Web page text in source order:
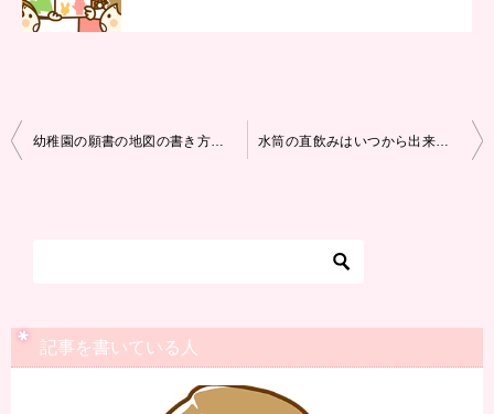
投
幼稚園の願書の地図の書き方は？コピーを貼るのはあり？ 水筒の直飲みはいつから出来る？年少にもおすすめの量はどのくらい？
記事を書いている人